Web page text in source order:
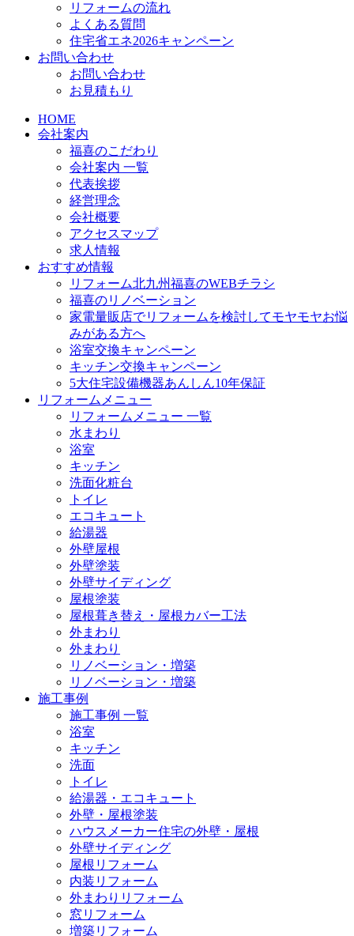
リフォームの流れ
よくある質問
住宅省エネ2026キャンペーン
お問い合わせ
お問い合わせ
お見積もり
HOME
会社案内
福喜のこだわり
会社案内 一覧
代表挨拶
経営理念
会社概要
アクセスマップ
求人情報
おすすめ情報
リフォーム北九州福喜のWEBチラシ
福喜のリノベーション
家電量販店でリフォームを検討してモヤモヤお悩
みがある方へ
浴室交換キャンペーン
キッチン交換キャンペーン
5大住宅設備機器あんしん10年保証
リフォームメニュー
リフォームメニュー 一覧
水まわり
浴室
キッチン
洗面化粧台
トイレ
エコキュート
給湯器
外壁屋根
外壁塗装
外壁サイディング
屋根塗装
屋根葺き替え・屋根カバー工法
外まわり
外まわり
リノベーション・増築
リノベーション・増築
施工事例
施工事例 一覧
浴室
キッチン
洗面
トイレ
給湯器・エコキュート
外壁・屋根塗装
ハウスメーカー住宅の外壁・屋根
外壁サイディング
屋根リフォーム
内装リフォーム
外まわりリフォーム
窓リフォーム
増築リフォーム